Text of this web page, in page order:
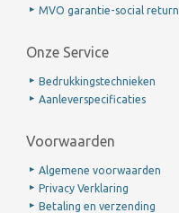
MVO garantie-social return
Onze Service
Bedrukkingstechnieken
Aanleverspecificaties
Voorwaarden
Algemene voorwaarden
Privacy Verklaring
Betaling en verzending